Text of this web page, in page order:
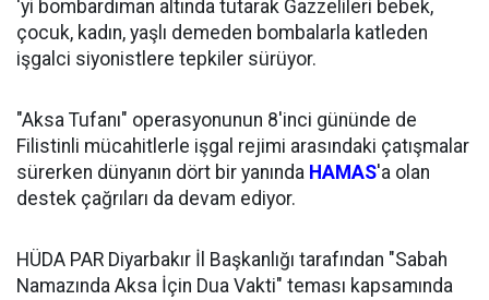
'yi bombardıman altında tutarak Gazzelileri bebek,
çocuk, kadın, yaşlı demeden bombalarla katleden
işgalci siyonistlere tepkiler sürüyor.
"Aksa Tufanı" operasyonunun 8'inci gününde de
Filistinli mücahitlerle işgal rejimi arasındaki çatışmalar
sürerken dünyanın dört bir yanında HAMAS'a olan
destek çağrıları da devam ediyor.
HÜDA PAR Diyarbakır İl Başkanlığı tarafından "Sabah
Namazında Aksa İçin Dua Vakti" teması kapsamında